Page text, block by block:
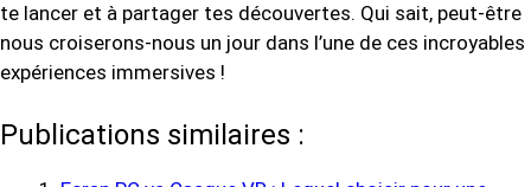
te lancer et à partager tes découvertes. Qui sait, peut-être
nous croiserons-nous un jour dans l’une de ces incroyables
expériences immersives !
Publications similaires :